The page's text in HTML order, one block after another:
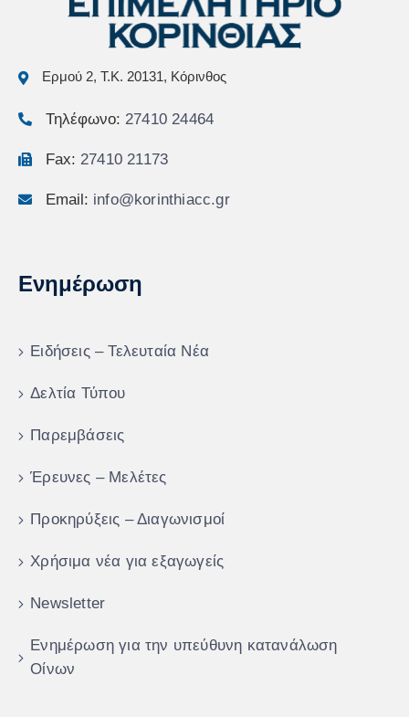
Ερμού 2, Τ.Κ. 20131, Κόρινθος
Τηλέφωνο: 27410 24464
Fax: 27410 21173
Email: info@korinthiacc.gr
Ενημέρωση
Ειδήσεις – Τελευταία Νέα
Δελτία Τύπου
Παρεμβάσεις
Έρευνες – Μελέτες
Προκηρύξεις – Διαγωνισμοί
Χρήσιμα νέα για εξαγωγείς
Newsletter
Ενημέρωση για την υπεύθυνη κατανάλωση
Οίνων